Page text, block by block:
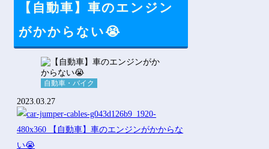
【自動車】車のエンジン
がかからない😭
自動車・バイク
2023.03.27